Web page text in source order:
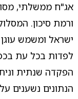
אג"ח ממשלתי,
ורמת סיכון.
ישראל ומשמש עוגן
לפדות בכל עת
הפקדה שנתית
הנתונים נשענים